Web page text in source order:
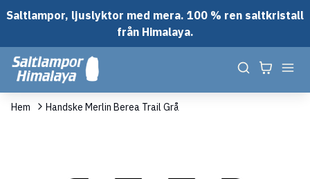
Saltlampor, ljuslyktor med mera. 100 % ren saltkristall
från Himalaya.
Hem Handske Merlin Berea Trail Grå